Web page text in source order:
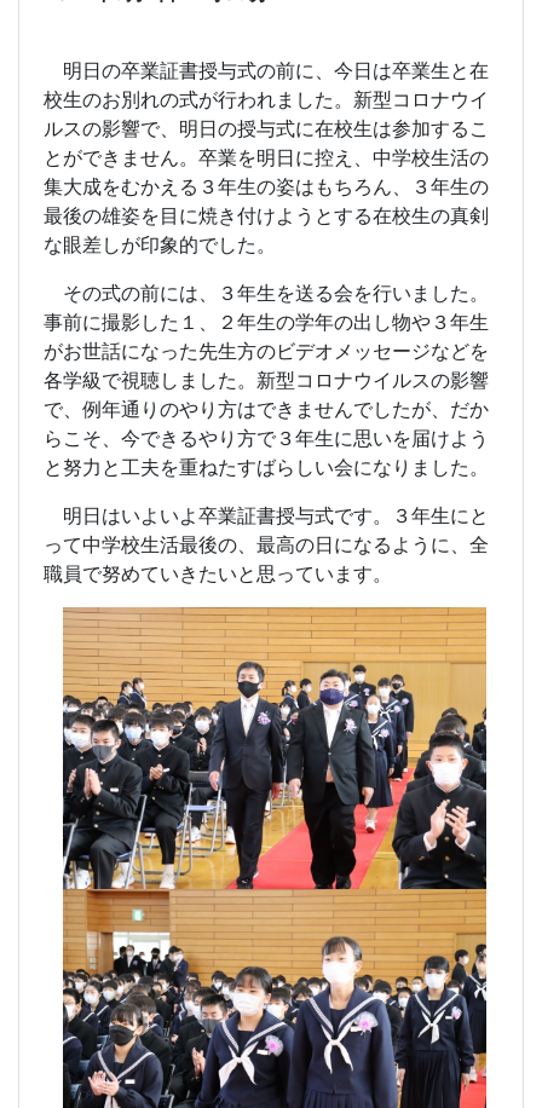
明日の卒業証書授与式の前に、今日は卒業生と在
校生のお別れの式が行われました。新型コロナウイ
ルスの影響で、明日の授与式に在校生は参加するこ
とができません。卒業を明日に控え、中学校生活の
集大成をむかえる３年生の姿はもちろん、３年生の
最後の雄姿を目に焼き付けようとする在校生の真剣
な眼差しが印象的でした。
その式の前には、３年生を送る会を行いました。
事前に撮影した１、２年生の学年の出し物や３年生
がお世話になった先生方のビデオメッセージなどを
各学級で視聴しました。新型コロナウイルスの影響
で、例年通りのやり方はできませんでしたが、だか
らこそ、今できるやり方で３年生に思いを届けよう
と努力と工夫を重ねたすばらしい会になりました。
明日はいよいよ卒業証書授与式です。３年生にと
って中学校生活最後の、最高の日になるように、全
職員で努めていきたいと思っています。